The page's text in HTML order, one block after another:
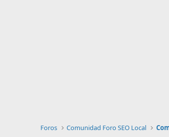
Foros Comunidad Foro SEO Local